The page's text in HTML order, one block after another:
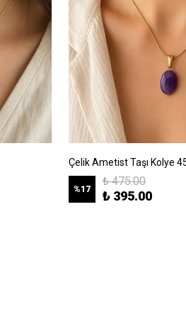
Çelik Ametist Taşı Kolye
%17
₺ 475.00
₺ 395.00